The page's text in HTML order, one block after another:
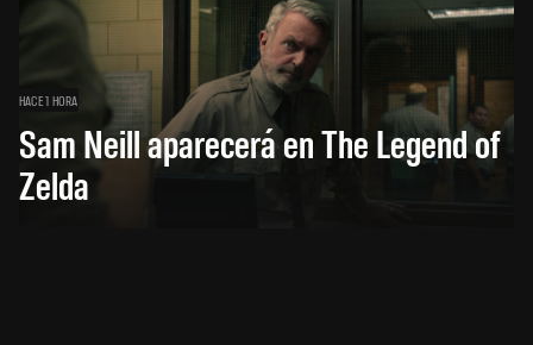
HACE 1 HORA
Sam Neill aparecerá en The Legend of
Zelda